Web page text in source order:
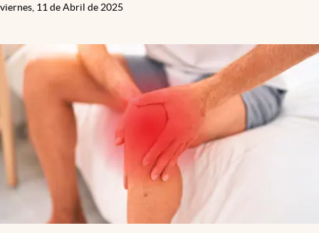
viernes, 11 de Abril de 2025